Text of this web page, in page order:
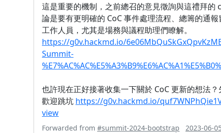
這是重要的機制，之前總召的意見徵詢與這禮拜的
論是要有更明確的 CoC 事件處理流程、總籌的通
工作人員，尤其是場務與議程助理們瞭解。
https://g0v.hackmd.io/
Summit-
也許現在正好接著收集一下關於 CoC 更新的想法
歡迎跳坑 https://g0v.hackmd.io/
view
Forwarded from #summit-2024-bootstrap 2023-06-